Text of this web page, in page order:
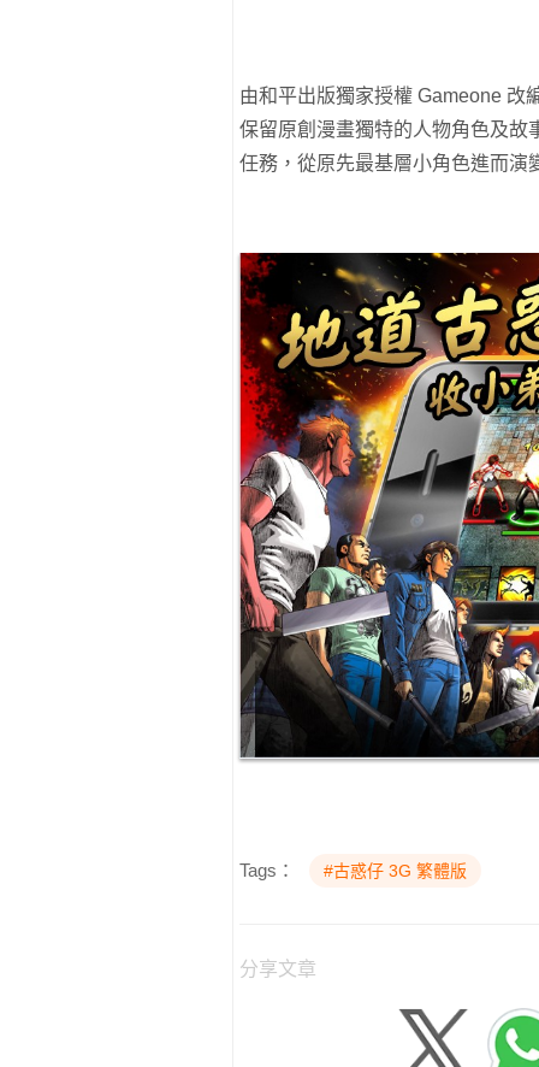
由和平出版獨家授權 Gameone 改
保留原創漫畫獨特的人物角色及故
任務，從原先最基層小角色進而演
Tags： #古惑仔 3G 繁體版
分享文章